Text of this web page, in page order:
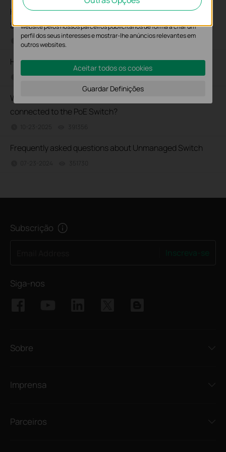
How to Troubleshoot Unstable Internet Issue on Omada
Switch
06-24-2026 129875views
How to Troubleshoot No Internet Issue on Omada Switch
06-24-2026 184176views
Why my PoE powered device cannot work properly when
connected to the PoE Switch?
10-23-2025 391356
Frequently asked questions about Unmanaged Switch
07-23-2024 351730
Subscrição
Siga-nos
Sobre
Imprensa
Parceiros
website.
website pelos nossos parceiros publicitários de forma a criar um
perfil dos seus interesses e mostrar-lhe anúncios relevantes em
outros websites.
Aceitar todos os cookies
Guardar Definições